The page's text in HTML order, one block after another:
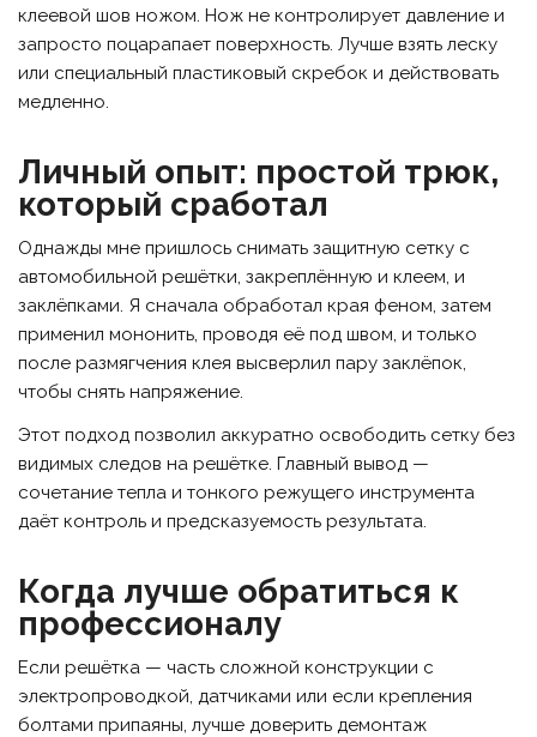
клеевой шов ножом. Нож не контролирует давление и
запросто поцарапает поверхность. Лучше взять леску
или специальный пластиковый скребок и действовать
медленно.
Личный опыт: простой трюк,
который сработал
Однажды мне пришлось снимать защитную сетку с
автомобильной решётки, закреплённую и клеем, и
заклёпками. Я сначала обработал края феном, затем
применил мононить, проводя её под швом, и только
после размягчения клея высверлил пару заклёпок,
чтобы снять напряжение.
Этот подход позволил аккуратно освободить сетку без
видимых следов на решётке. Главный вывод —
сочетание тепла и тонкого режущего инструмента
даёт контроль и предсказуемость результата.
Когда лучше обратиться к
профессионалу
Если решётка — часть сложной конструкции с
электропроводкой, датчиками или если крепления
болтами припаяны, лучше доверить демонтаж